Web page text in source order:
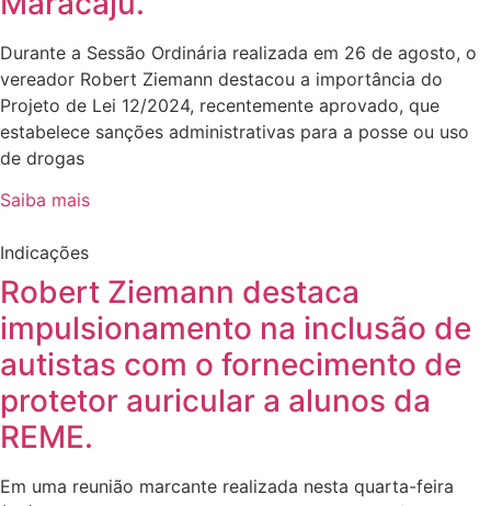
Durante a Sessão Ordinária realizada em 26 de agosto, o
vereador Robert Ziemann destacou a importância do
Projeto de Lei 12/2024, recentemente aprovado, que
estabelece sanções administrativas para a posse ou uso
de drogas
Saiba mais
Indicações
Robert Ziemann destaca
impulsionamento na inclusão de
autistas com o fornecimento de
protetor auricular a alunos da
REME.
Em uma reunião marcante realizada nesta quarta-feira